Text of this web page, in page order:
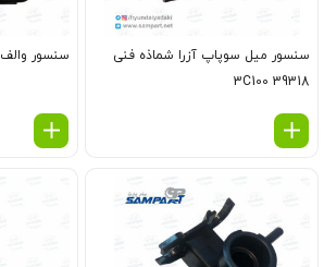
سنسور میل سوپاپ آزرا شماذه فنی
39318 3C100
سنسور والف tpms